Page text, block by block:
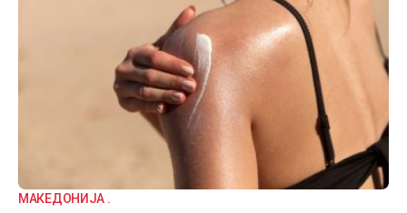
МАКЕДОНИЈА .